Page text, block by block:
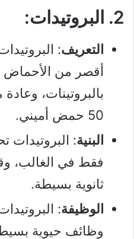
2. البروتيدات:
التعريف:
أقصر من الأحماض
بالبروتينات،
50 حمض أميني.
البنية: البروتيدات
فقط في الغالب،
ثانوية بسيطة.
الوظيفة:
وظائف حيوية